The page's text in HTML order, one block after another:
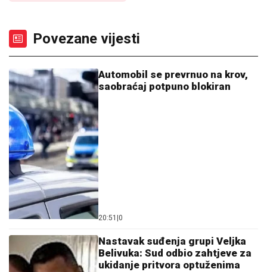
Povezane vijesti
Automobil se prevrnuo na krov,
saobraćaj potpuno blokiran
20:51 0
Nastavak suđenja grupi Veljka
Belivuka: Sud odbio zahtjeve za
ukidanje pritvora optuženima